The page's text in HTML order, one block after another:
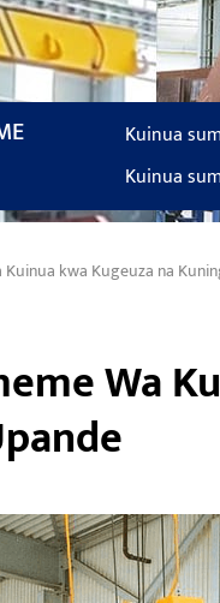
Kuinua
Kuinua
kwa Kugeuza na
Wa